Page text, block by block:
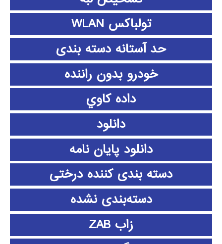
تولباکس WLAN
حد آستانه دسته بندی
خودرو بدون راننده
داده كاوي
دانلود
دانلود پايان نامه
دسته بندی کننده درختی
دسته‌بندی نشده
زاب ZAB